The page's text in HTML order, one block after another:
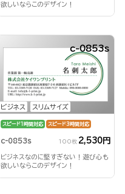
欲しいならこのデザイン！
ビジネス スリムサイズ
c-0853s
スピード1時間対応 スピード3時間対応
c-0853s 100枚 2,530円
ビジネスなのに堅すぎない！遊び心も
欲しいならこのデザイン！